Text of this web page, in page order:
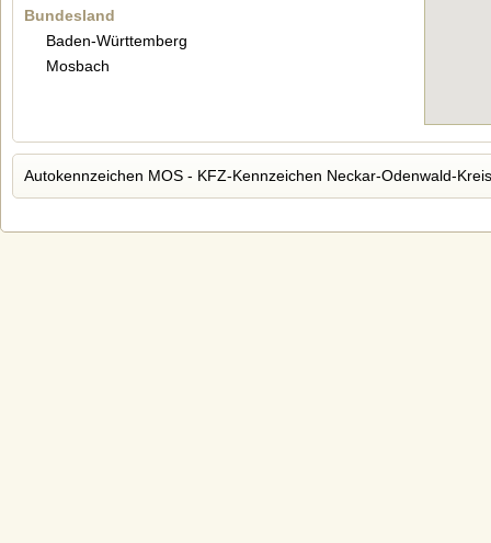
Bundesland
Baden-Württemberg
Mosbach
Autokennzeichen MOS - KFZ-Kennzeichen Neckar-Odenwald-Kreis